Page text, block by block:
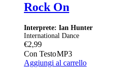
Rock On
Interprete: Ian Hunter
International Dance
€2,99
Con TestoMP3
Aggiungi al carrello